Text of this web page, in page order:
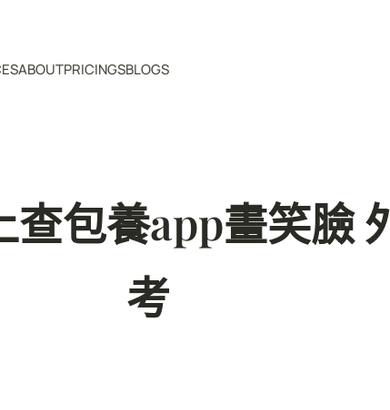
ABOUTPRICINGSBLOGS
包養app畫笑臉
考